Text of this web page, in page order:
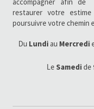
restaurer votre
poursuivre votre chemin
Du Lundiau Mercredi
Le Samedide